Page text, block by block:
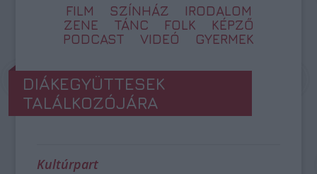
FILM SZÍNHÁZ
IRODALOM
ZENE
TÁNC FOLK
KÉPZŐ
PODCAST
VIDEÓ GYERMEK
DIÁKEGYÜTTESEK
TALÁLKOZÓJÁRA
Kultúrpart